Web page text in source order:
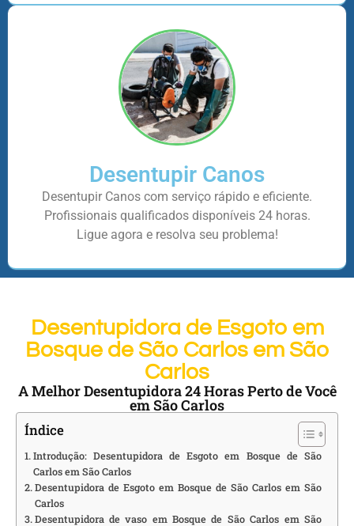
Desentupir Canos
Desentupir Canos com serviço rápido e eficiente.
Profissionais qualificados disponíveis 24 horas.
Ligue agora e resolva seu problema!
Desentupidora de Esgoto em
Bosque de São Carlos em São
Carlos
A Melhor Desentupidora 24 Horas Perto de Você
em São Carlos
Índice
Introdução: Desentupidora de Esgoto em Bosque de São
Carlos em São Carlos
Desentupidora de Esgoto em Bosque de São Carlos em São
Carlos
Desentupidora de vaso em Bosque de São Carlos em São